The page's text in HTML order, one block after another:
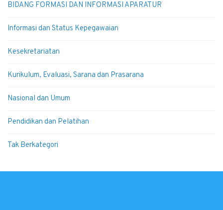
BIDANG FORMASI DAN INFORMASI APARATUR
Informasi dan Status Kepegawaian
Kesekretariatan
Kurikulum, Evaluasi, Sarana dan Prasarana
Nasional dan Umum
Pendidikan dan Pelatihan
Tak Berkategori